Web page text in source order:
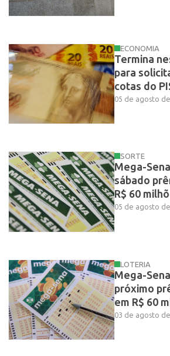
ECONOMIA
Termina
para
cotas do
05 de agosto
SORTE
Mega-
sábado
R$ 60
05 de agosto
LOTERIA
Mega-
próximo
em R$ 60
03 de agosto